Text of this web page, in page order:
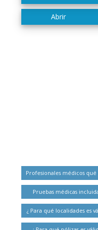
Profesionales médicos
Pruebas médicas
¿ Para qué localidades es